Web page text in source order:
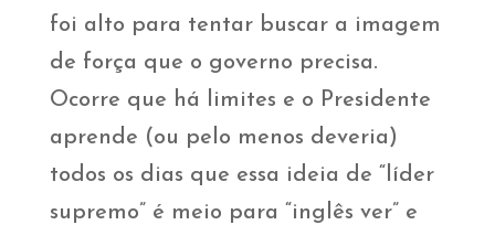
foi alto para tentar buscar a imagem
de força que o governo precisa.
Ocorre que há limites e o Presidente
aprende (ou pelo menos deveria)
todos os dias que essa ideia de “líder
supremo” é meio para “inglês ver” e